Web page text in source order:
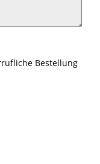
Bestellung